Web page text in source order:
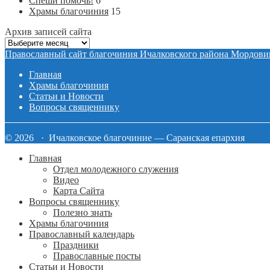
Храмы благочиния 15
Архив записей сайта
Архив
записей
Православный сайт благочиния Ичалковского района
Главная
Храмы благочиния
Статьи и Новости
Вопросы священнику
© 2026 · Ичалковское благочиние — Саранская епархия
Главная
Отдел молодежного служения
Видео
Карта Сайта
Вопросы священнику
Полезно знать
Храмы благочиния
Православный календарь
Праздники
Православные посты
Статьи и Новости